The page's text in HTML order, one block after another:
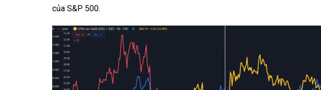
của S&P 500.